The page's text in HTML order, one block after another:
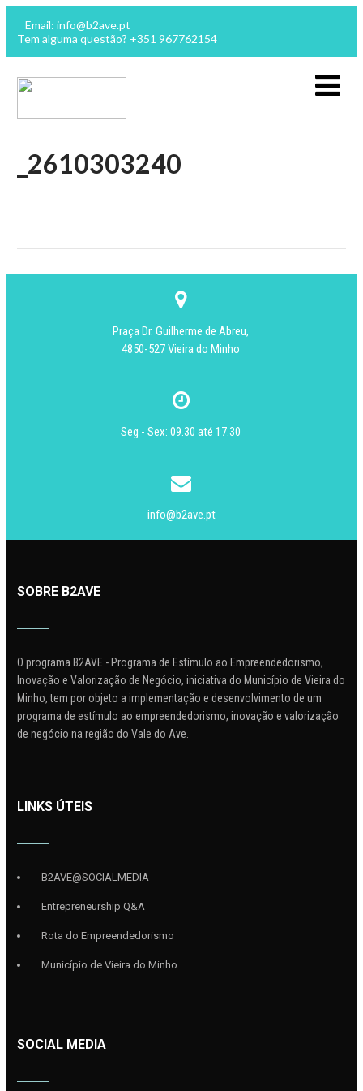
Email: info@b2ave.pt
Tem alguma questão? +351 967762154
_2610303240
Praça Dr. Guilherme de Abreu,
4850-527 Vieira do Minho
Seg - Sex: 09.30 até 17.30
info@b2ave.pt
SOBRE B2AVE
O programa B2AVE - Programa de Estímulo ao Empreendedorismo,
Inovação e Valorização de Negócio, iniciativa do Município de Vieira do
Minho, tem por objeto a implementação e desenvolvimento de um
programa de estímulo ao empreendedorismo, inovação e valorização
de negócio na região do Vale do Ave.
LINKS ÚTEIS
B2AVE@SOCIALMEDIA
Entrepreneurship Q&A
Rota do Empreendedorismo
Município de Vieira do Minho
SOCIAL MEDIA